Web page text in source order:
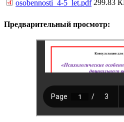
osobennosti_4-5_let.pdf 299.83
Предварительный просмотр: